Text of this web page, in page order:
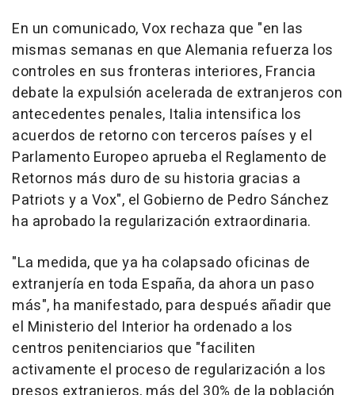
En un comunicado, Vox rechaza que "en las
mismas semanas en que Alemania refuerza los
controles en sus fronteras interiores, Francia
debate la expulsión acelerada de extranjeros con
antecedentes penales, Italia intensifica los
acuerdos de retorno con terceros países y el
Parlamento Europeo aprueba el Reglamento de
Retornos más duro de su historia gracias a
Patriots y a Vox", el Gobierno de Pedro Sánchez
ha aprobado la regularización extraordinaria.
"La medida, que ya ha colapsado oficinas de
extranjería en toda España, da ahora un paso
más", ha manifestado, para después añadir que
el Ministerio del Interior ha ordenado a los
centros penitenciarios que "faciliten
activamente el proceso de regularización a los